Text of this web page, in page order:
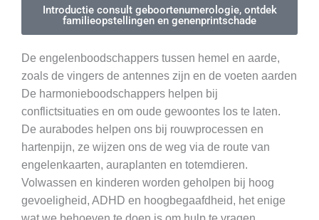
Introductie consult geboortenumerologie, ontdek
familieopstellingen en genenprintschade
De engelenboodschappers tussen hemel en aarde,
zoals de vingers de antennes zijn en de voeten aarden
De harmonieboodschappers helpen bij
conflictsituaties en om oude gewoontes los te laten.
De aurabodes helpen ons bij rouwprocessen en
hartenpijn, ze wijzen ons de weg via de route van
engelenkaarten, auraplanten en totemdieren.
Volwassen en kinderen worden geholpen bij hoog
gevoeligheid, ADHD en hoogbegaafdheid, het enige